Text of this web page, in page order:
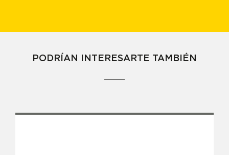
PODRÍAN INTERESARTE TAMBIÉN